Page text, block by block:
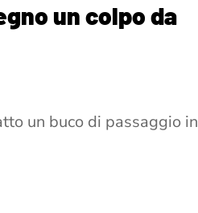
un colpo da
un buco di passaggio in